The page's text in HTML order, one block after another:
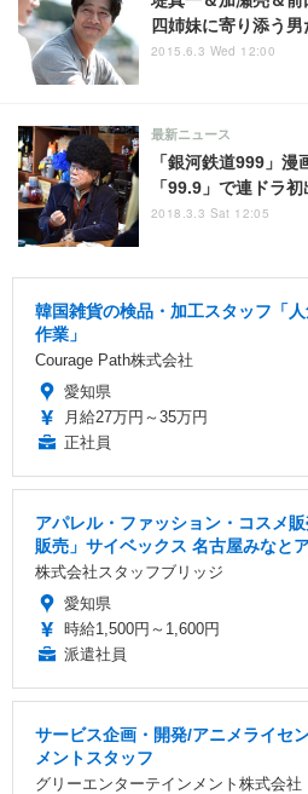
四姉妹に寄り添う男
2015.6.3 Wed 12:00
「銀河鉄道999」
「99.9」で連ドラ初
最新ニュース
2018.3.3 Sat 12:05
韓国雑貨の検品・加工スタッフ「
作業」
Courage Path株式会社
愛知県
月給27万円～35万円
正社員
アパレル・ファッション・コスメ
販売」サイベックス 名古屋みなと
株式会社スタッフブリッジ
愛知県
時給1,500円～1,600円
派遣社員
サービス企画・開発/アニメライセ
メントスタッフ
グリーエンターテインメント株式会社